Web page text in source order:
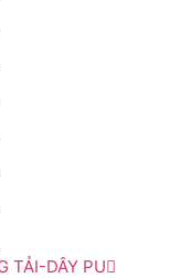
TẢI-DÂY PU